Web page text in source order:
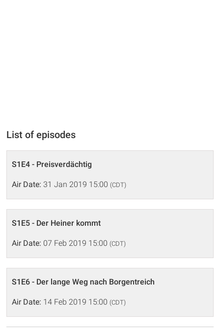
List of episodes
S1E4 - Preisverdächtig
Air Date: 31 Jan 2019 15:00 (CDT)
S1E5 - Der Heiner kommt
Air Date: 07 Feb 2019 15:00 (CDT)
S1E6 - Der lange Weg nach Borgentreich
Air Date: 14 Feb 2019 15:00 (CDT)